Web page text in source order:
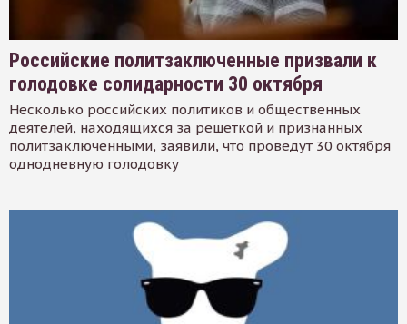
Российские политзаключенные призвали к
голодовке солидарности 30 октября
Несколько российских политиков и общественных
деятелей, находящихся за решеткой и признанных
политзаключенными, заявили, что проведут 30 октября
однодневную голодовку